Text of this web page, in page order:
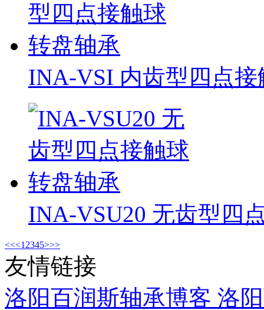
INA-VSI 内齿型四点接
INA-VSU20 无齿型四
<<<1 2345>>>
友情链接
洛阳百润斯轴承博客 洛